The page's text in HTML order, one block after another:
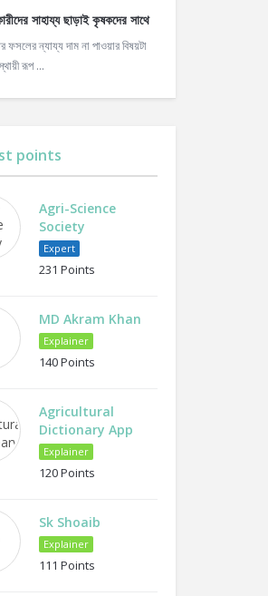
সাহায্য ছাড়াই কৃষকদের সাথে
ফসলের ন্যায্য দাম না পাওয়ার বিষয়টা
রূপ ...
points
Agri-Science
Society
Expert
231 Points
MD Akram Khan
Explainer
140 Points
Agricultural
Dictionary App
Explainer
120 Points
Sk Shoaib
Explainer
111 Points